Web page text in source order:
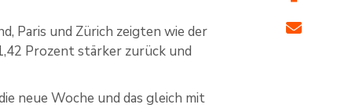
Paris und Zürich zeigten wie der
Prozent stärker zurück und
neue Woche und das gleich mit